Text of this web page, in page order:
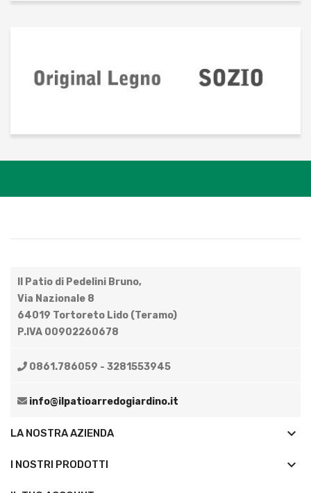
Il Patio di Pedelini Bruno,
Via Nazionale 8
64019 Tortoreto Lido (Teramo)
P.IVA 00902260678
0861.786059 - 3281553945
info@ilpatioarredogiardino.it
LA NOSTRA AZIENDA keyboard_arrow_down
I NOSTRI PRODOTTI keyboard_arrow_down